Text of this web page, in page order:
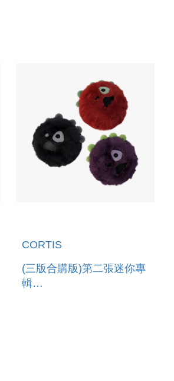
CORTIS
(三版合購版)第二張迷你專
輯